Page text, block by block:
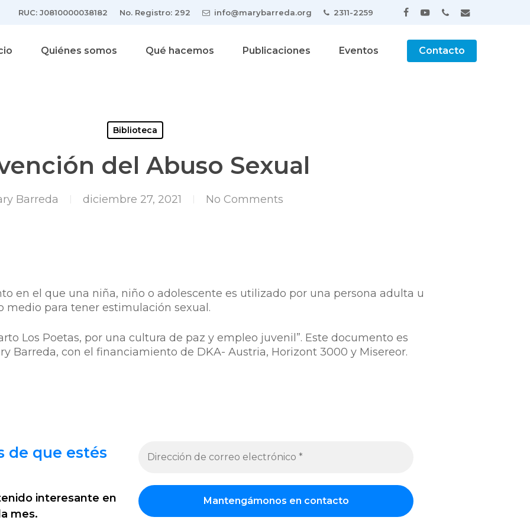
facebook phoneemail
RUC: J0810000038182 No. Registro: 292 info@marybarreda.org 2311-2259
Quiénes somos Qué hacemos Publicaciones Eventos Contacto
Biblioteca
del Abuso Sexual
Barreda diciembre 27, 2021 No Comments
en el que una niña, niño o adolescente es utilizado por una persona adulta u
medio para tener estimulación sexual.
Los Poetas, por una cultura de paz y empleo juvenil”. Este documento es
Barreda, con el financiamiento de DKA- Austria, Horizont 3000 y Misereor.
de que estés
interesante en
mes.